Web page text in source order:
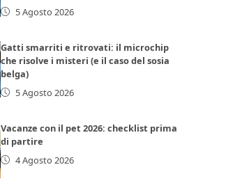
5 Agosto 2026
Gatti smarriti e ritrovati: il microchip
che risolve i misteri (e il caso del sosia
belga)
5 Agosto 2026
Vacanze con il pet 2026: checklist prima
di partire
4 Agosto 2026